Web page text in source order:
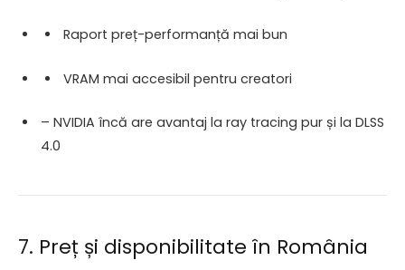
Raport preț-performanță mai bun
VRAM mai accesibil pentru creatori
– NVIDIA încă are avantaj la ray tracing pur și la DLSS
4.0
7. Preț și disponibilitate în România